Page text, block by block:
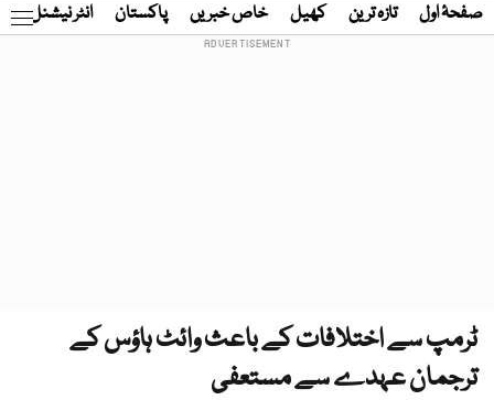
صفحۂ اول تازہ ترین کھیل خاص خبریں پاکستان انٹر نیشنل
ٹرمپ سے اختلافات کے باعث وائٹ ہاؤس کے
ترجمان عہدے سے مستعفی